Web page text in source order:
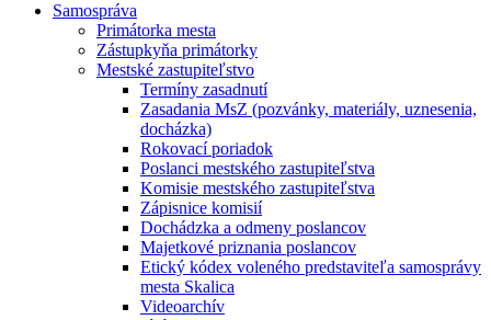
Samospráva
Primátorka mesta
Zástupkyňa primátorky
Mestské zastupiteľstvo
Termíny zasadnutí
Zasadania MsZ (pozvánky, materiály, uznesenia,
docházka)
Rokovací poriadok
Poslanci mestského zastupiteľstva
Komisie mestského zastupiteľstva
Zápisnice komisií
Dochádzka a odmeny poslancov
Majetkové priznania poslancov
Etický kódex voleného predstaviteľa samosprávy
mesta Skalica
Videoarchív